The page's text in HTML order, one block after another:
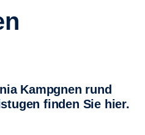
Kampgnen rund
finden Sie hier.